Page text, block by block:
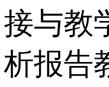
接与教
析报告